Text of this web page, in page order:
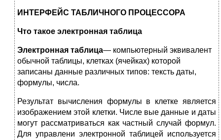
ИНТЕРФЕЙС ТАБЛИЧНОГО ПРОЦЕССОРА
Что такое электронная таблица
Электронная таблица— компьютерный эквивалент
обычной таблицы, клетках (ячейках) которой
записаны данные различных типов: тексть даты,
формулы, числа.
Результат вычисления формулы в клетке является
изображением этой клетки. Числе вые данные и даты
могут рассматриваться как частный случай формул.
Для управлени электронной таблицей используется